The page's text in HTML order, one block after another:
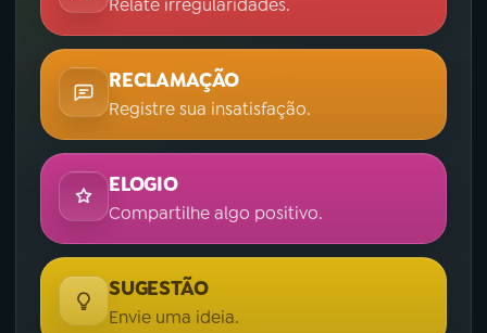
Relate irregularidades.
RECLAMAÇÃO
Registre sua insatisfação.
ELOGIO
Compartilhe algo positivo.
SUGESTÃO
Envie uma ideia.